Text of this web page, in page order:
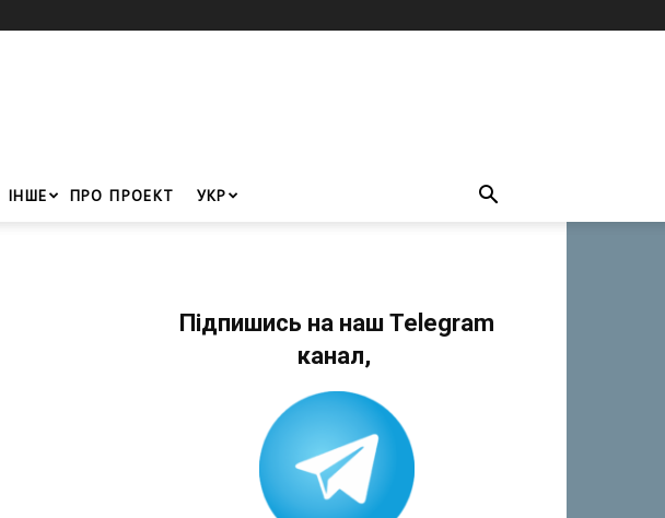
ІНШЕ ПРО ПРОЕКТ УКР
Підпишись на наш Telegram
канал,